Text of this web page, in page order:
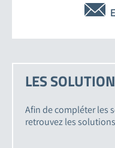
LES
Afin de compléter les
retrouvez les